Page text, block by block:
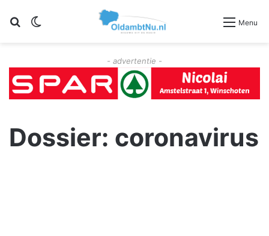
Zoeken Menu
- advertentie -
Dossier: coronavirus